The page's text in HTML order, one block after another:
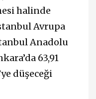
halinde
Avrupa
Anadolu
63,91
düşeceği